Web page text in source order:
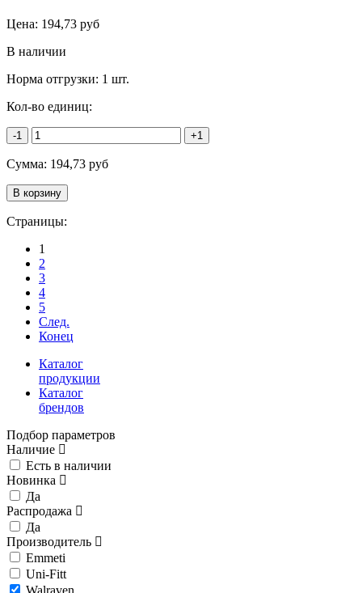
Цена: 194,73 руб
В наличии
Норма отгрузки: 1 шт.
Кол-во единиц:
-1 +1
Сумма: 194,73 руб
Страницы:
1
2
3
4
5
След.
Конец
Каталог
продукции
Каталог
брендов
Подбор параметров
Наличие
Есть в наличии
Новинка
Да
Распродажа
Да
Производитель
Emmeti
Uni-Fitt